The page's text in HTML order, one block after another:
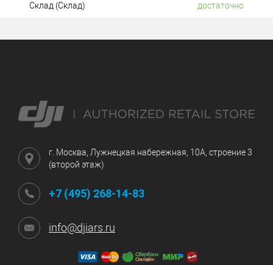
Склад (Склад) достаточно
г. Москва, Лужнецкая набережная, 10А, строение 3
(второй этаж)
+7 (495) 268-14-83
info@djiars.ru